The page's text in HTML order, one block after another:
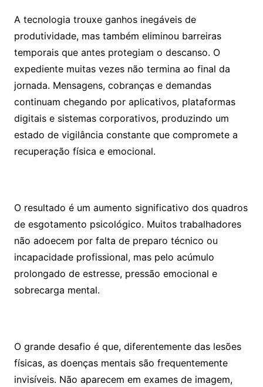
A tecnologia trouxe ganhos inegáveis de
produtividade, mas também eliminou barreiras
temporais que antes protegiam o descanso. O
expediente muitas vezes não termina ao final da
jornada. Mensagens, cobranças e demandas
continuam chegando por aplicativos, plataformas
digitais e sistemas corporativos, produzindo um
estado de vigilância constante que compromete a
recuperação física e emocional.
O resultado é um aumento significativo dos quadros
de esgotamento psicológico. Muitos trabalhadores
não adoecem por falta de preparo técnico ou
incapacidade profissional, mas pelo acúmulo
prolongado de estresse, pressão emocional e
sobrecarga mental.
O grande desafio é que, diferentemente das lesões
físicas, as doenças mentais são frequentemente
invisíveis. Não aparecem em exames de imagem,